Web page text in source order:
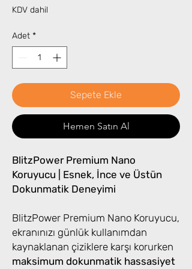
KDV dahil
Adet *
Sepete Ekle
Hemen Satın Al
BlitzPower Premium Nano
Koruyucu | Esnek, İnce ve Üstün
Dokunmatik Deneyimi
BlitzPower Premium Nano Koruyucu,
ekranınızı günlük kullanımdan
kaynaklanan çiziklere karşı korurken
maksimum dokunmatik hassasiyet